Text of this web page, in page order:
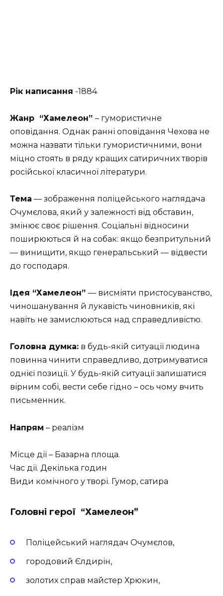
Рік написання -1884
Жанр “Хамелеон” – гумористичне
оповідання. Однак ранні оповідання Чехова не
можна назвати тільки гумористичними, вони
міцно стоять в ряду кращих сатиричних творів
російської класичної літератури.
Тема — зображення поліцейського наглядача
Очумєлова, який у залежності від обставин,
змінює своє рішення. Соціальні відносини
поширюються й на собак: якщо безпритульний
— винищити, якщо генеральський — відвести
до господаря.
Ідея “Хамелеон” — висміяти пристосуванство,
чиношанування й лукавість чиновників, які
навіть не замислюються над справедливістю.
Головна думка: в будь-якій ситуації людина
повинна чинити справедливо, дотримуватися
однієї позиції. У будь-якій ситуації залишатися
вірним собі, вести себе гідно – ось чому вчить
письменник.
Напрям – реалізм
Місце дії – Базарна площа.
Час дії. Декілька годин
Види комічного у творі. Гумор, сатира
Головні герої “Хамелеон”
Поліцейський наглядач Очумєлов,
городовий Єлдирін,
золотих справ майстер Хрюкин,